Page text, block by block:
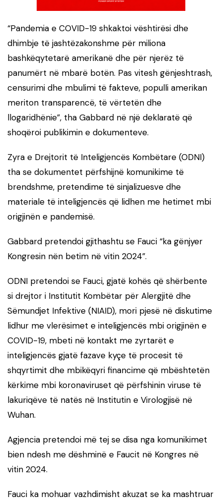
“Pandemia e COVID-19 shkaktoi vështirësi dhe
dhimbje të jashtëzakonshme për miliona
bashkëqytetarë amerikanë dhe për njerëz të
panumërt në mbarë botën. Pas vitesh gënjeshtrash,
censurimi dhe mbulimi të fakteve, populli amerikan
meriton transparencë, të vërtetën dhe
llogaridhënie”, tha Gabbard në një deklaratë që
shoqëroi publikimin e dokumenteve.
Zyra e Drejtorit të Inteligjencës Kombëtare (ODNI)
tha se dokumentet përfshijnë komunikime të
brendshme, pretendime të sinjalizuesve dhe
materiale të inteligjencës që lidhen me hetimet mbi
origjinën e pandemisë.
Gabbard pretendoi gjithashtu se Fauci “ka gënjyer
Kongresin nën betim në vitin 2024”.
ODNI pretendoi se Fauci, gjatë kohës që shërbente
si drejtor i Institutit Kombëtar për Alergjitë dhe
Sëmundjet Infektive (NIAID), mori pjesë në diskutime
lidhur me vlerësimet e inteligjencës mbi origjinën e
COVID-19, mbeti në kontakt me zyrtarët e
inteligjencës gjatë fazave kyçe të procesit të
shqyrtimit dhe mbikëqyri financime që mbështetën
kërkime mbi koronaviruset që përfshinin viruse të
lakuriqëve të natës në Institutin e Virologjisë në
Wuhan.
Agjencia pretendoi më tej se disa nga komunikimet
bien ndesh me dëshminë e Faucit në Kongres në
vitin 2024.
Fauci ka mohuar vazhdimisht akuzat se ka mashtruar